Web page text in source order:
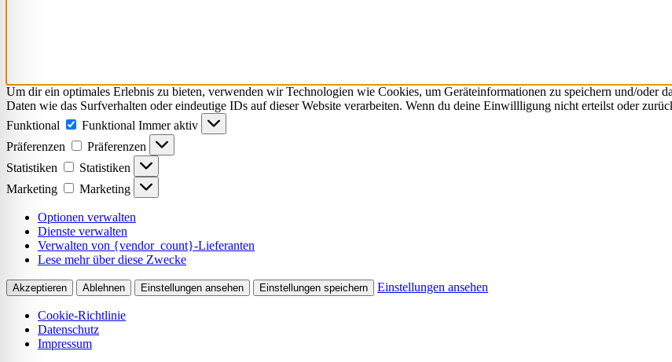
Um dir ein optimales Erlebnis zu bieten, verwenden wir Technologien wie Cookies, um Geräteinformationen zu speichern und/oder
Daten wie das Surfverhalten oder eindeutige IDs auf dieser Website verarbeiten. Wenn du deine Einwillligung nicht erteilst oder
Funktional
Funktional Immer aktiv
Präferenzen
Präferenzen
Statistiken
Statistiken
Marketing
Marketing
Optionen verwalten
Dienste verwalten
Verwalten von {vendor_count}-Lieferanten
Lese mehr über diese Zwecke
Akzeptieren Ablehnen Einstellungen ansehen Einstellungen speichern Einstellungen ansehen
Cookie-Richtlinie
Datenschutz
Impressum